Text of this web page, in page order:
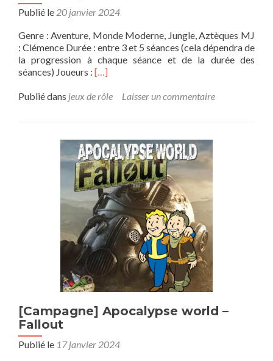
Publié le 20 janvier 2024
Genre : Aventure, Monde Moderne, Jungle, Aztèques MJ
: Clémence Durée : entre 3 et 5 séances (cela dépendra de
la progression à chaque séance et de la durée des
séances) Joueurs : En
plus
la
recherche
de
la
cité
perdue
de
Huitzilopochtli
(session3)
[…]
Publié dans jeux de rôle Laisser un commentaire
[Campagne] Apocalypse world –
Fallout
Publié le 17 janvier 2024